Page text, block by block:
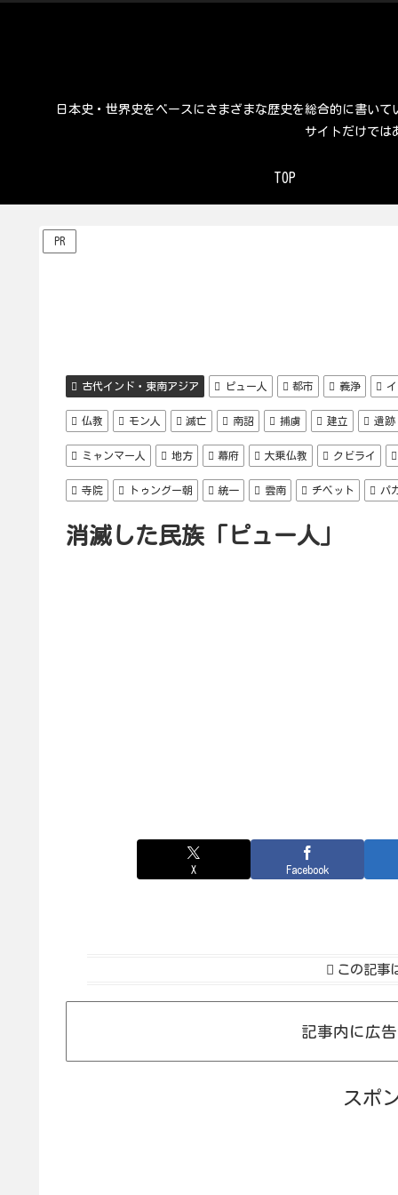
日本史・世界史をベースにさまざまな歴史を総合的に書い
サイトだけでは
TOP
PR
古代インド・東南アジア ピュー人 都市 義浄
仏教 モン人 滅亡 南詔 捕虜 建立 遺跡
ミャンマー人 地方 幕府 大乗仏教 クビライ
寺院 トゥングー朝 統一 雲南 チベット パ
消滅した民族「ピュー人」
X Facebook
この記事
記事内に広
スポ